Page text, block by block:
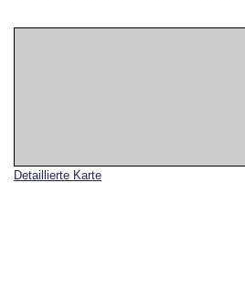
Detaillierte Karte